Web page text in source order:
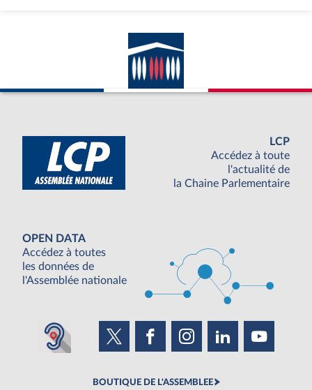
LCP
Accédez à toute
l'actualité de
la Chaine Parlementaire
OPEN DATA
Accédez à toutes
les données de
l'Assemblée nationale
BOUTIQUE DE L'ASSEMBLEE